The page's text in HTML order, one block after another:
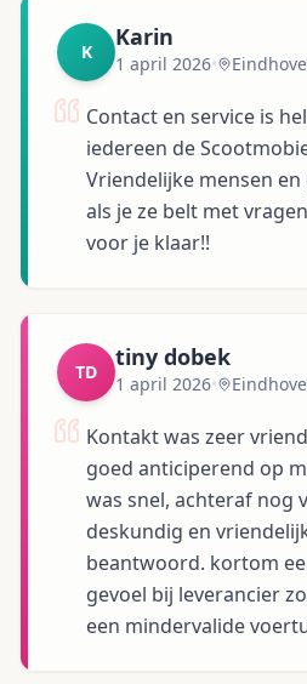
K
Karin
1 april 2026•
Contact en service is
iedereen de
Vriendelijke mensen
als je ze belt met
voor je klaar!!
TD
tiny dobek
1 april 2026•
Kontakt was zeer
goed anticiperend op
was snel, achteraf nog
deskundig en
beantwoord. kortom
gevoel bij leverancier
een mindervalide